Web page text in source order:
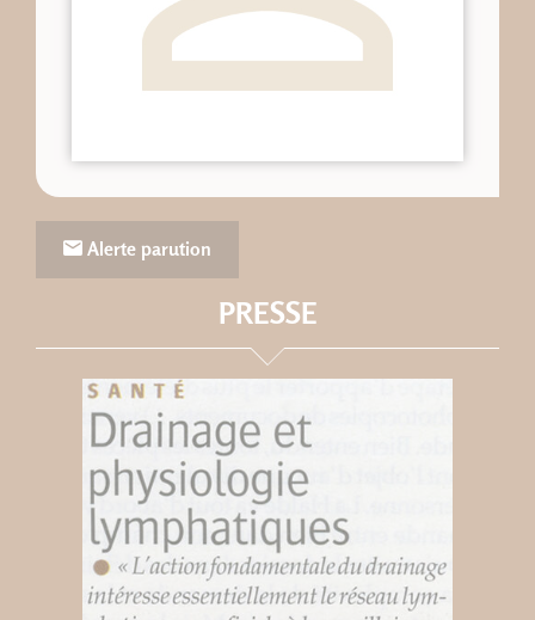
Alerte parution
PRESSE